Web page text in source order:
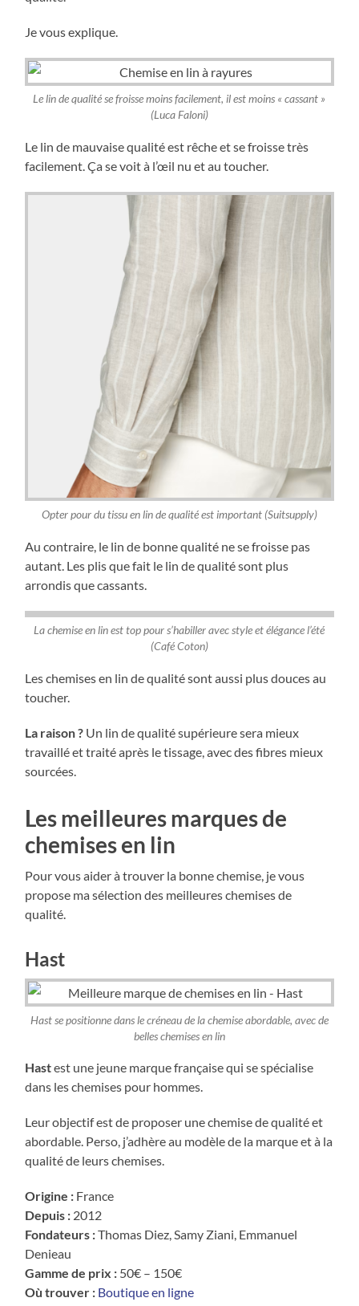
Je vous explique.
Le lin de qualité se froisse moins facilement, il est moins « cassant »
(Luca Faloni)
Le lin de mauvaise qualité est rêche et se froisse très
facilement. Ça se voit à l’œil nu et au toucher.
Opter pour du tissu en lin de qualité est important (Suitsupply)
Au contraire, le lin de bonne qualité ne se froisse pas
autant. Les plis que fait le lin de qualité sont plus
arrondis que cassants.
La chemise en lin est top pour s’habiller avec style et élégance l’été
(Café Coton)
Les chemises en lin de qualité sont aussi plus douces au
toucher.
La raison ? Un lin de qualité supérieure sera mieux
travaillé et traité après le tissage, avec des fibres mieux
sourcées.
Les meilleures marques de
chemises en lin
Pour vous aider à trouver la bonne chemise, je vous
propose ma sélection des meilleures chemises de
qualité.
Hast
Hast se positionne dans le créneau de la chemise abordable, avec de
belles chemises en lin
Hastest une jeune marque française qui se spécialise
dans les chemises pour hommes.
Leur objectif est de proposer une chemise de qualité et
abordable. Perso, j’adhère au modèle de la marque et à la
qualité de leurs chemises.
Origine : France
Depuis : 2012
Fondateurs :Thomas Diez, Samy Ziani, Emmanuel
Denieau
Gamme de prix : 50€ – 150€
Où trouver : Boutique en ligne